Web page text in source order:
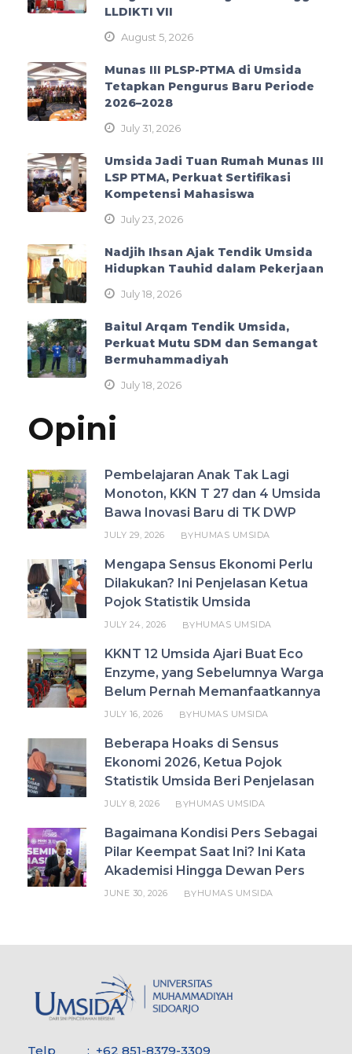
LLDIKTI VII
August 5, 2026
Munas III PLSP-PTMA di Umsida
Tetapkan Pengurus Baru Periode
2026–2028
July 31, 2026
Umsida Jadi Tuan Rumah Munas III
LSP PTMA, Perkuat Sertifikasi
Kompetensi Mahasiswa
July 23, 2026
Nadjih Ihsan Ajak Tendik Umsida
Hidupkan Tauhid dalam Pekerjaan
July 18, 2026
Baitul Arqam Tendik Umsida,
Perkuat Mutu SDM dan Semangat
Bermuhammadiyah
July 18, 2026
Opini
Pembelajaran Anak Tak Lagi
Monoton, KKN T 27 dan 4 Umsida
Bawa Inovasi Baru di TK DWP
JULY 29, 2026 BYHUMAS UMSIDA
Mengapa Sensus Ekonomi Perlu
Dilakukan? Ini Penjelasan Ketua
Pojok Statistik Umsida
JULY 24, 2026 BYHUMAS UMSIDA
KKNT 12 Umsida Ajari Buat Eco
Enzyme, yang Sebelumnya Warga
Belum Pernah Memanfaatkannya
JULY 16, 2026 BYHUMAS UMSIDA
Beberapa Hoaks di Sensus
Ekonomi 2026, Ketua Pojok
Statistik Umsida Beri Penjelasan
JULY 8, 2026 BYHUMAS UMSIDA
Bagaimana Kondisi Pers Sebagai
Pilar Keempat Saat Ini? Ini Kata
Akademisi Hingga Dewan Pers
JUNE 30, 2026 BYHUMAS UMSIDA
Telp : +62 851-8379-3309